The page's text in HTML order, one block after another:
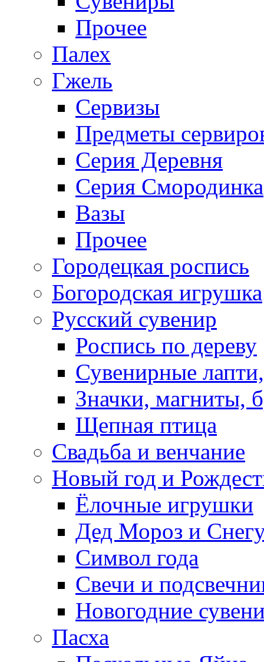
Прочее
Палех
Гжель
Сервизы
Предметы
Серия Деревня
Серия Смородинка
Вазы
Прочее
Городецкая роспись
Богородская игрушка
Русский сувенир
Роспись по дереву
Сувенирные
Значки, магниты,
Щепная птица
Свадьба и венчание
Новый год и
Ёлочные игрушки
Дед Мороз и
Символ года
Свечи и
Новогодние
Пасха